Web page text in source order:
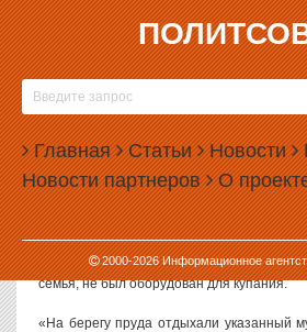
Главная Статьи Новости
Новости партнеров О
2000-2026Информационное
20.06.2016, 09:05
НА УРАЛЕ ИЩУТ ТЕЛА
И ЕЕ ОТЦА
В Невьянском районе Свердловской
шестилетней девочки и ее 33-летнего
купались в местном пруду и утонули.
Как сообщают в региональном
утонули в Невьянском пруду 19 июня.
семья, не был оборудован для купания.
«На берегу пруда отдыхали указанный